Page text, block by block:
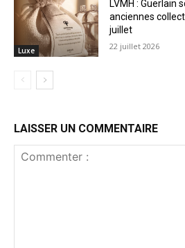
Luxe
LVMH : Guerlain
anciennes
juillet
22 juillet 2026
LAISSER UN COMMENTAIRE